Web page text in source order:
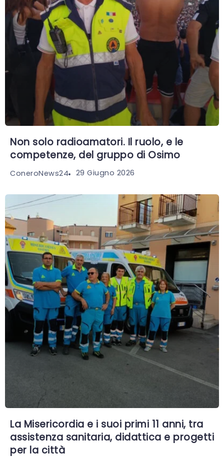
Non solo radioamatori. Il ruolo, e le
competenze, del gruppo di Osimo
ConeroNews24 29 Giugno 2026
La Misericordia e i suoi primi 11 anni, tra
assistenza sanitaria, didattica e progetti
per la città